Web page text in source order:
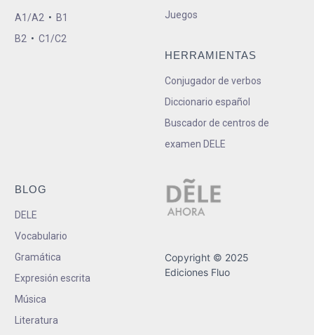
A1/A2 • B1
B2 • C1/C2
Juegos
HERRAMIENTAS
Conjugador de verbos
Diccionario español
Buscador de centros de
examen DELE
BLOG
DELE
Vocabulario
Gramática
Expresión escrita
Música
Literatura
Copyright © 2025
Ediciones Fluo